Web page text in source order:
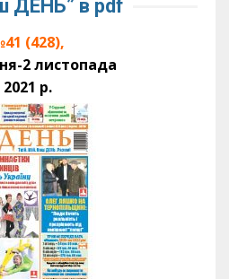
ДЕНЬ” в pdf
(428),
2 листопада
2021 р.